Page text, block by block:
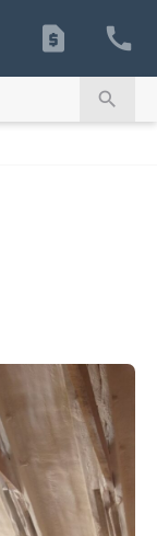
search